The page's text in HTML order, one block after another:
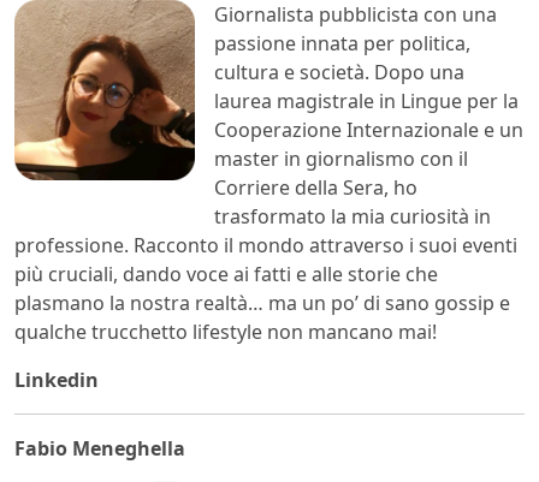
Giornalista pubblicista con una
passione innata per politica,
cultura e società. Dopo una
laurea magistrale in Lingue per la
Cooperazione Internazionale e un
master in giornalismo con il
Corriere della Sera, ho
trasformato la mia curiosità in
professione. Racconto il mondo attraverso i suoi eventi
più cruciali, dando voce ai fatti e alle storie che
plasmano la nostra realtà… ma un po’ di sano gossip e
qualche trucchetto lifestyle non mancano mai!
Linkedin
Fabio Meneghella